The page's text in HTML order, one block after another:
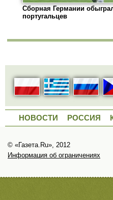
Сборная Германии
португальцев
НОВОСТИ РОССИЯ
© «Газета.Ru», 2012
Информация об ограничениях